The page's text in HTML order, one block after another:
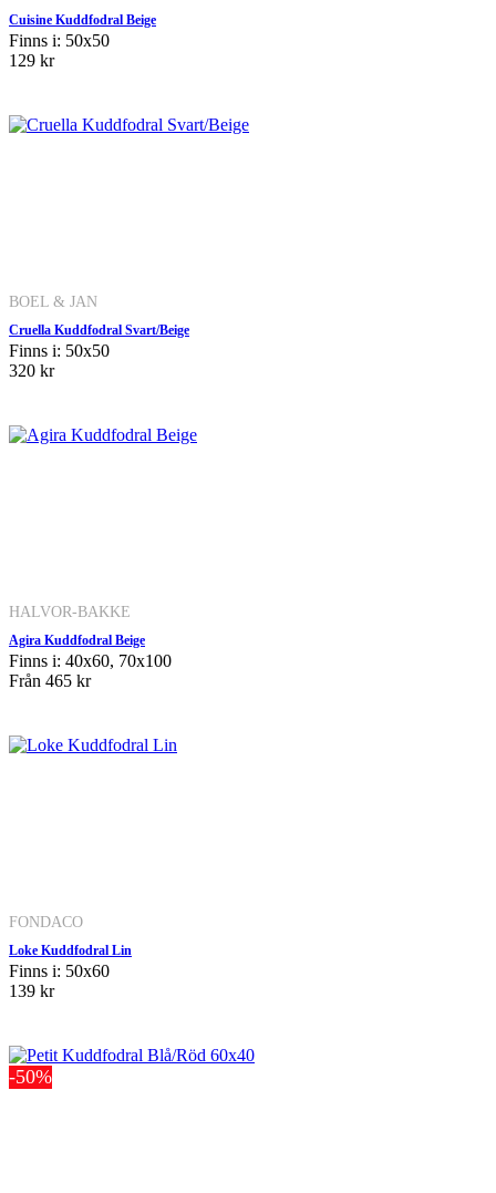
Cuisine Kuddfodral Beige
Finns i: 50x50
129 kr
BOEL & JAN
Cruella Kuddfodral Svart/Beige
Finns i: 50x50
320 kr
HALVOR-BAKKE
Agira Kuddfodral Beige
Finns i: 40x60, 70x100
Från 465 kr
FONDACO
Loke Kuddfodral Lin
Finns i: 50x60
139 kr
-50%